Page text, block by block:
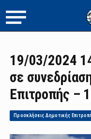
19/03/2024
σε
Επιτροπής –
Προσκλήσεις Δημοτικής